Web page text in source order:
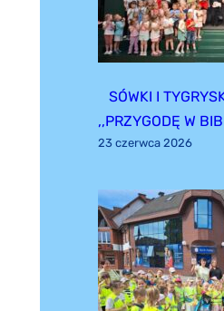
SÓWKI I
,,PRZYGODĘ W
23 czerwca 2026